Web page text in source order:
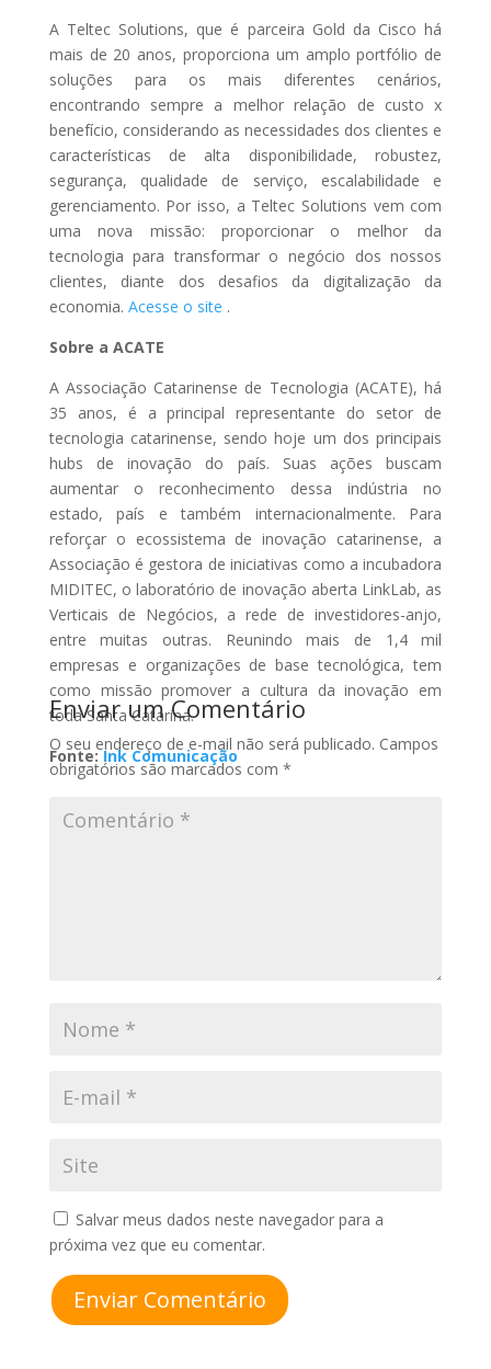
A Teltec Solutions, que é parceira Gold da Cisco há
mais de 20 anos, proporciona um amplo portfólio de
soluções para os mais diferentes cenários,
encontrando sempre a melhor relação de custo x
benefício, considerando as necessidades dos clientes e
características de alta disponibilidade, robustez,
segurança, qualidade de serviço, escalabilidade e
gerenciamento. Por isso, a Teltec Solutions vem com
uma nova missão: proporcionar o melhor da
tecnologia para transformar o negócio dos nossos
clientes, diante dos desafios da digitalização da
economia. Acesse o site .
Sobre a ACATE
A Associação Catarinense de Tecnologia (ACATE), há
35 anos, é a principal representante do setor de
tecnologia catarinense, sendo hoje um dos principais
hubs de inovação do país. Suas ações buscam
aumentar o reconhecimento dessa indústria no
estado, país e também internacionalmente. Para
reforçar o ecossistema de inovação catarinense, a
Associação é gestora de iniciativas como a incubadora
MIDITEC, o laboratório de inovação aberta LinkLab, as
Verticais de Negócios, a rede de investidores-anjo,
entre muitas outras. Reunindo mais de 1,4 mil
empresas e organizações de base tecnológica, tem
como missão promover a cultura da inovação em
toda Santa Catarina.
Fonte:Ink Comunicação
Enviar um Comentário
O seu endereço de e-mail não será publicado. Campos
obrigatórios são marcados com *
Salvar meus dados neste navegador para a
próxima vez que eu comentar.
Enviar Comentário